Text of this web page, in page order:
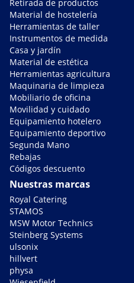
Retirada de productos
Material de hostelería
Herramientas de taller
Instrumentos de medida
Casa y jardín
Material de estética
Herramientas agricultura
Maquinaria de limpieza
Mobiliario de oficina
Movilidad y cuidado
Equipamiento hotelero
Equipamiento deportivo
Segunda Mano
Rebajas
Códigos descuento
Nuestras marcas
Royal Catering
STAMOS
MSW Motor Technics
Steinberg Systems
ulsonix
hillvert
physa